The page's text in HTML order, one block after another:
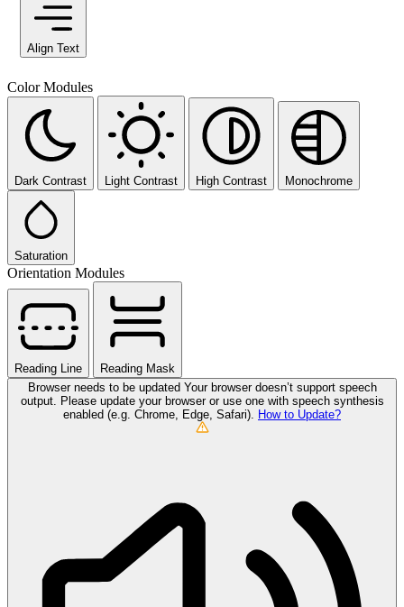
Align Text
Color Modules
Dark Contrast Light Contrast High Contrast Monochrome
Saturation
Orientation Modules
Reading Line
Reading Mask
Browser needs to be updated Your browser doesn’t support speech
output. Please update your browser or use one with speech synthesis
enabled (e.g. Chrome, Edge, Safari). How to Update?